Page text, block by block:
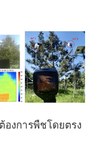
งการพืชโดยตรง